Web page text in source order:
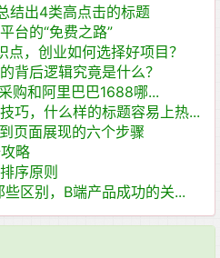
结出4类高点击的标题
台的“免费之路”
，创业如何选择好项目？
背后逻辑究竟是什么？
购和阿里巴巴1688哪...
巧，什么样的标题容易上热...
页面展现的六个步骤
略
序原则
区别，B端产品成功的关...